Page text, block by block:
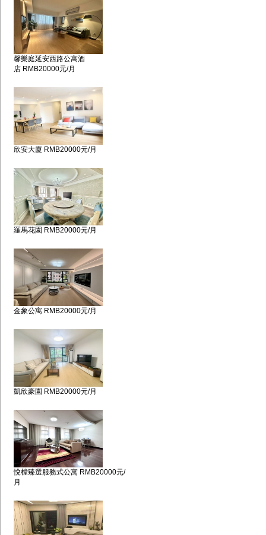
馨樂庭延安西路公寓酒
店 RMB20000元/月
欣安大廈 RMB20000元/月
羅馬花園 RMB20000元/月
金象公寓 RMB20000元/月
凱欣豪園 RMB20000元/月
悅樘臻選服務式公寓 RMB20000元/
月